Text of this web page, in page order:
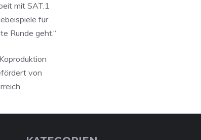
mit SAT.1
für
Runde geht.“
von